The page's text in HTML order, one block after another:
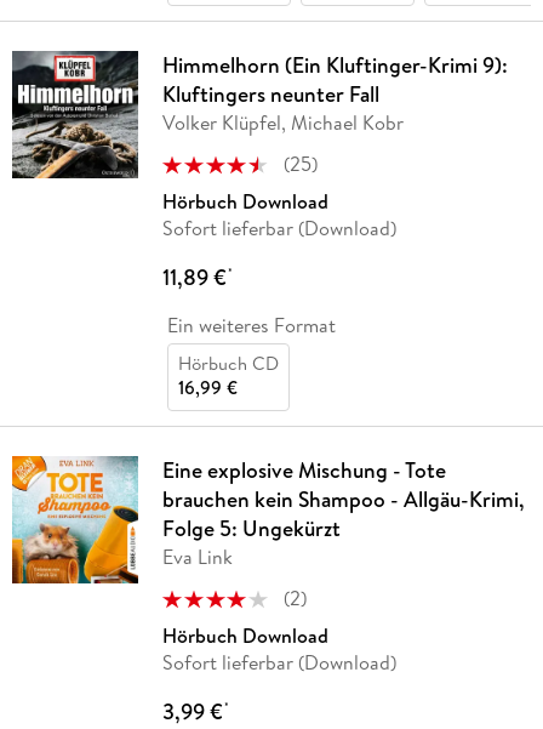
Himmelhorn (Ein Kluftinger-Krimi 9):
Kluftingers neunter Fall
Volker Klüpfel, Michael Kobr
(25)
Hörbuch Download
Sofort lieferbar (Download)
11,89 €*
Ein weiteres Format
Hörbuch CD
16,99 €
Eine explosive Mischung - Tote
brauchen kein Shampoo - Allgäu-Krimi,
Folge 5: Ungekürzt
Eva Link
(2)
Hörbuch Download
Sofort lieferbar (Download)
3,99 €*